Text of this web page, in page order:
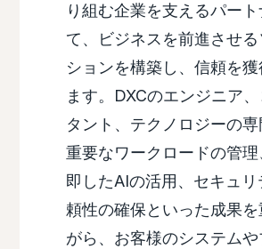
り組む企業を支えるパート
て、ビジネスを前進させ
ションを構築し、信頼を
ます。DXCのエンジニア
タント、テクノロジーの専
重要なワークロードの管
即したAIの活用、セキュ
頼性の確保といった成果
がら、お客様のシステムや